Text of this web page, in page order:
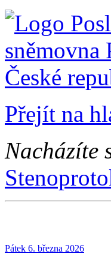
Přejít na
Nacházíte
Pátek 6. března 2026